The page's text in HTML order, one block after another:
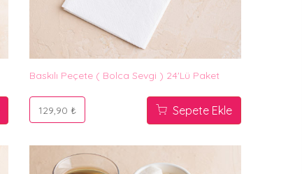
Baskılı Peçete ( Bolca Sevgi ) 24'lü Paket
129,90 ₺ Sepete Ekle